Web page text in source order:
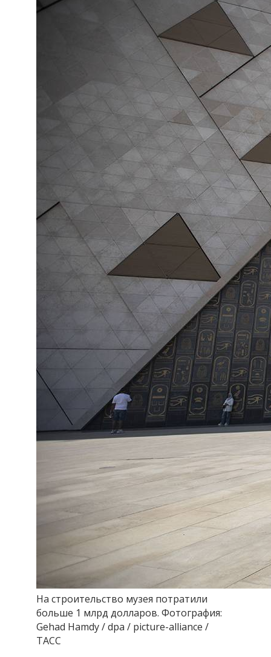
На строительство музея потратили
больше 1 млрд долларов. Фотография:
Gehad Hamdy / dpa / picture-alliance /
ТАСС